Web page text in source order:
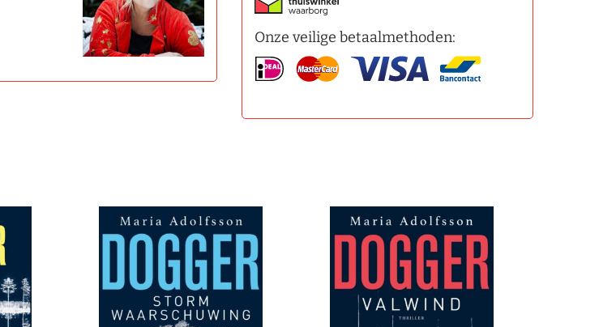
Onze veilige betaalmethoden: